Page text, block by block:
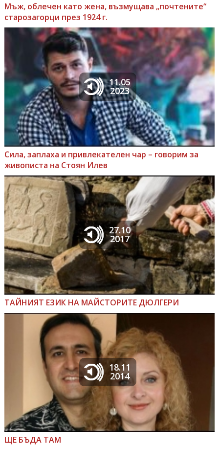
Мъж, облечен като жена, възмущава „почтените“
старозагорци през 1924 г.
11.05
2023
Сила, заплаха и привлекателен чар – говорим за
живописта на Стоян Илев
27.10
2017
ТАЙНИЯТ ЕЗИК НА МАЙСТОРИТЕ ДЮЛГЕРИ
18.11
2014
ЩЕ БЪДА ТАМ